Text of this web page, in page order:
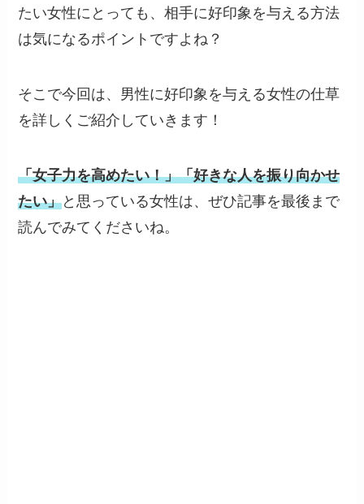
たい女性にとっても、相手に好印象を与える方法
は気になるポイントですよね？
そこで今回は、男性に好印象を与える女性の仕草
を詳しくご紹介していきます！
「女子力を高めたい！」「好きな人を振り向かせ
たい」と思っている女性は、ぜひ記事を最後まで
読んでみてくださいね。